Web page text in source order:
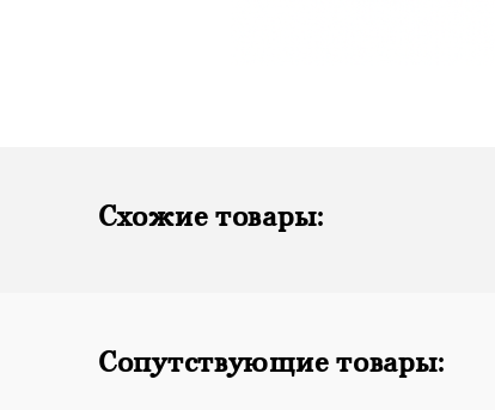
Схожие товары:
Сопутствующие товары: